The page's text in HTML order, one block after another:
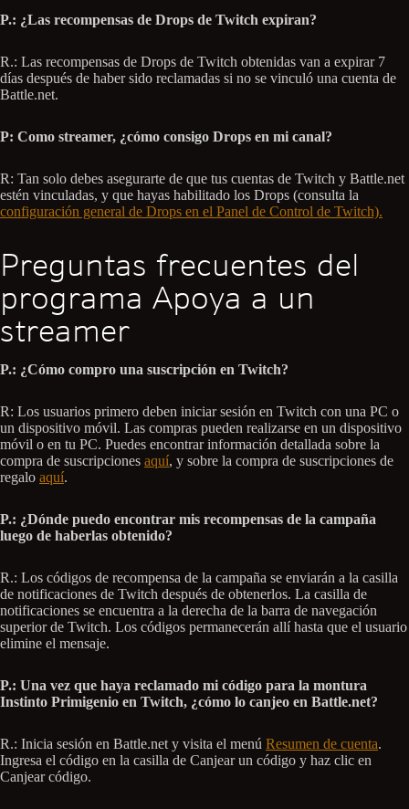
P.: ¿Las recompensas de Drops de Twitch expiran?
R.: Las recompensas de Drops de Twitch obtenidas van a expirar 7
días después de haber sido reclamadas si no se vinculó una cuenta de
Battle.net.
P: Como streamer, ¿cómo consigo Drops en mi canal?
R: Tan solo debes asegurarte de que tus cuentas de Twitch y Battle.net
estén vinculadas, y que hayas habilitado los Drops (consulta la
configuración general de Drops en el Panel de Control de Twitch).
Preguntas frecuentes del
programa Apoya a un
streamer
P.: ¿Cómo compro una suscripción en Twitch?
R: Los usuarios primero deben iniciar sesión en Twitch con una PC o
un dispositivo móvil. Las compras pueden realizarse en un dispositivo
móvil o en tu PC. Puedes encontrar información detallada sobre la
compra de suscripciones aquí, y sobre la compra de suscripciones de
regalo aquí.
P.: ¿Dónde puedo encontrar mis recompensas de la campaña
luego de haberlas obtenido?
R.: Los códigos de recompensa de la campaña se enviarán a la casilla
de notificaciones de Twitch después de obtenerlos. La casilla de
notificaciones se encuentra a la derecha de la barra de navegación
superior de Twitch. Los códigos permanecerán allí hasta que el usuario
elimine el mensaje.
P.: Una vez que haya reclamado mi código para la montura
Instinto Primigenio en Twitch, ¿cómo lo canjeo en Battle.net?
R.: Inicia sesión en Battle.net y visita el menú Resumen de cuenta.
Ingresa el código en la casilla de Canjear un código y haz clic en
Canjear código.